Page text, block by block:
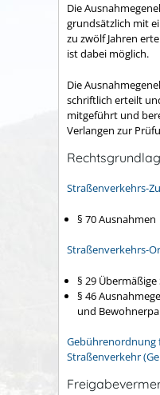
Die
grundsätzlich mit
zu zwölf Jahren
ist dabei möglich.
Die
schriftlich erteilt
mitgeführt und
Verlangen zur
Straßenverkehrs-
§ 70 Ausnahmen
Straßenverkehrs-
§ 29
§ 46
und
Gebührenordnung
Straßenverkehr